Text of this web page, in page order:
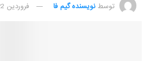
توسط نویسنده گیم فا فروردین 22, 1403